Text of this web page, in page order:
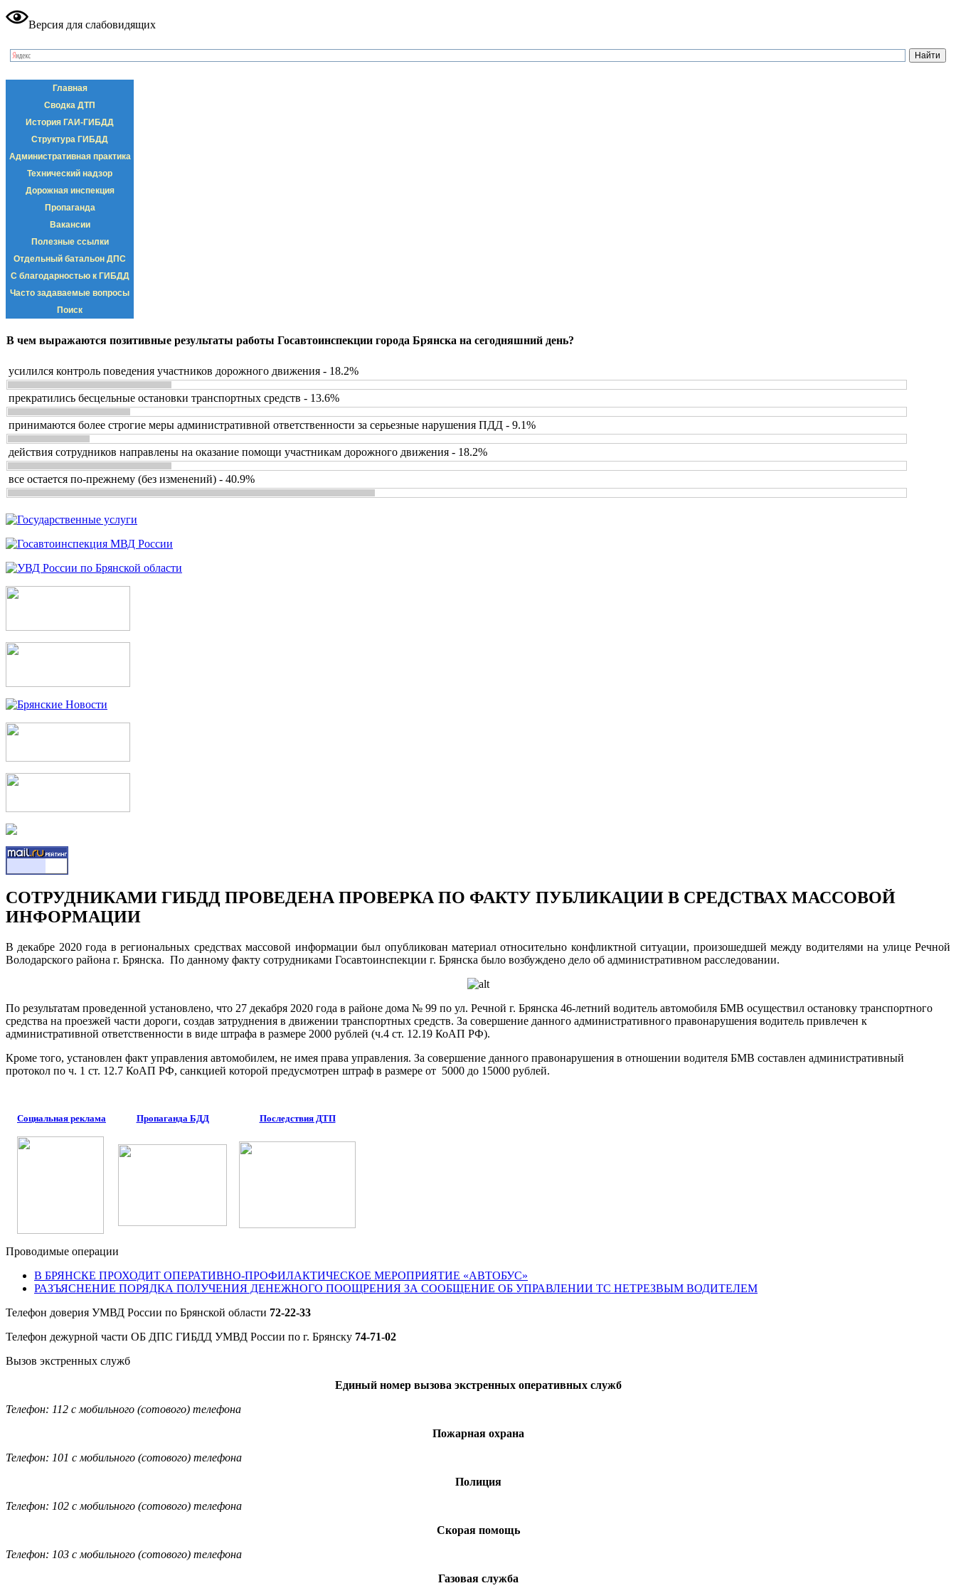
Версия для слабовидящих
Главная
Сводка ДТП
История ГАИ-ГИБДД
Структура ГИБДД
Административная практика
Технический надзор
Дорожная инспекция
Пропаганда
Вакансии
Полезные ссылки
Отдельный батальон ДПС
С благодарностью к ГИБДД
Часто задаваемые вопросы
Поиск
В чем выражаются позитивные результаты работы Госавтоинспекции города Брянска на сегодняшний день?
усилился контроль поведения участников дорожного движения - 18.2%
прекратились бесцельные остановки транспортных средств - 13.6%
принимаются более строгие меры административной ответственности за серьезные нарушения ПДД - 9.1%
действия сотрудников направлены на оказание помощи участникам дорожного движения - 18.2%
все остается по-прежнему (без изменений) - 40.9%
СОТРУДНИКАМИ ГИБДД ПРОВЕДЕНА ПРОВЕРКА ПО ФАКТУ ПУБЛИКАЦИИ В СРЕДСТВАХ МАССОВОЙ
ИНФОРМАЦИИ
В декабре 2020 года в региональных средствах массовой информации был опубликован материал относительно конфликтной ситуации, произошедшей между водителями на улице Речной
Володарского района г. Брянска. По данному факту сотрудниками Госавтоинспекции г. Брянска было возбуждено дело об административном расследовании.
По результатам проведенной установлено, что 27 декабря 2020 года в районе дома № 99 по ул. Речной г. Брянска 46-летний водитель автомобиля БМВ осуществил остановку транспортного
средства на проезжей части дороги, создав затруднения в движении транспортных средств. За совершение данного административного правонарушения водитель привлечен к
административной ответственности в виде штрафа в размере 2000 рублей (ч.4 ст. 12.19 КоАП РФ).
Кроме того, установлен факт управления автомобилем, не имея права управления. За совершение данного правонарушения в отношении водителя БМВ составлен административный
протокол по ч. 1 ст. 12.7 КоАП РФ, санкцией которой предусмотрен штраф в размере от 5000 до 15000 рублей.
Социальная реклама Пропаганда БДД Последствия ДТП
Проводимые операции
В БРЯНСКЕ ПРОХОДИТ ОПЕРАТИВНО-ПРОФИЛАКТИЧЕСКОЕ МЕРОПРИЯТИЕ «АВТОБУС»
РАЗЪЯСНЕНИЕ ПОРЯДКА ПОЛУЧЕНИЯ ДЕНЕЖНОГО ПООЩРЕНИЯ ЗА СООБЩЕНИЕ ОБ УПРАВЛЕНИИ ТС НЕТРЕЗВЫМ ВОДИТЕЛЕМ
Телефон доверия УМВД России по Брянской области 72-22-33
Телефон дежурной части ОБ ДПС ГИБДД УМВД России по г. Брянску 74-71-02
Вызов экстренных служб
Единый номер вызова экстренных оперативных служб
Телефон: 112 с мобильного (сотового) телефона
Пожарная охрана
Телефон: 101 с мобильного (сотового) телефона
Полиция
Телефон: 102 с мобильного (сотового) телефона
Скорая помощь
Телефон: 103 с мобильного (сотового) телефона
Газовая служба